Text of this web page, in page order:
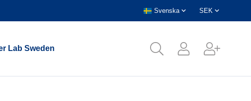
Lab Sweden